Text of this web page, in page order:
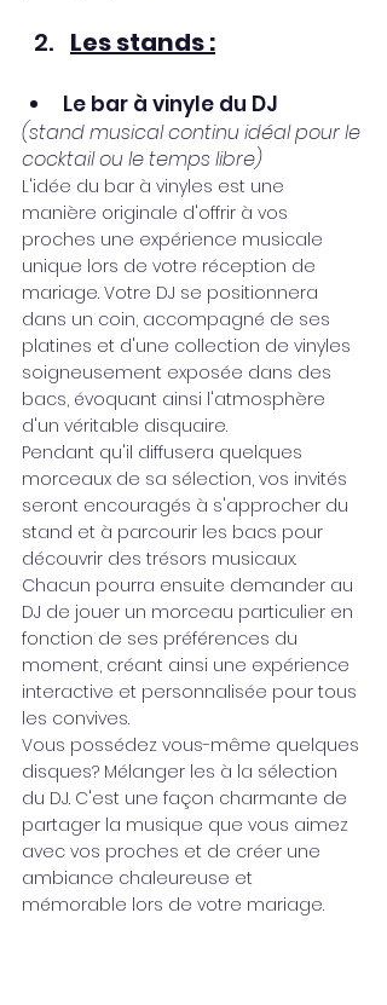
Les stands :
Le bar à vinyle du DJ
(stand musical continu idéal pour le
cocktail ou le temps libre)
L'idée du bar à vinyles est une
manière originale d'offrir à vos
proches une expérience musicale
unique lors de votre réception de
mariage. Votre DJ se positionnera
dans un coin, accompagné de ses
platines et d'une collection de vinyles
soigneusement exposée dans des
bacs, évoquant ainsi l'atmosphère
d'un véritable disquaire.
Pendant qu'il diffusera quelques
morceaux de sa sélection, vos invités
seront encouragés à s'approcher du
stand et à parcourir les bacs pour
découvrir des trésors musicaux.
Chacun pourra ensuite demander au
DJ de jouer un morceau particulier en
fonction de ses préférences du
moment, créant ainsi une expérience
interactive et personnalisée pour tous
les convives.
Vous possédez vous-même quelques
disques? Mélanger les à la sélection
du DJ. C'est une façon charmante de
partager la musique que vous aimez
avec vos proches et de créer une
ambiance chaleureuse et
mémorable lors de votre mariage.